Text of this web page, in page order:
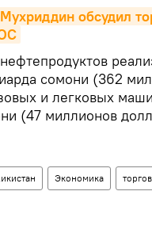
обсудил
сомони (362
и легковых
(47 миллионов
Экономика